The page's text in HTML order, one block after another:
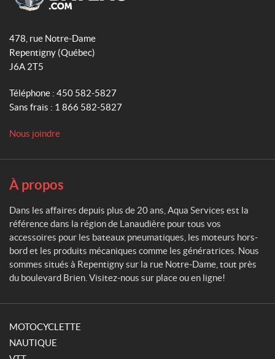
q
u
a
S
e
r
v
i
c
478, rue Notre-Dame
Repentigny (Québec)
J6A 2T5
Téléphone : 450 582-5827
Sans frais : 1 866 582-5827
Nous joindre
À propos
Dans les affaires depuis plus de 20 ans, Aqua Services est la
référence dans la région de Lanaudière pour tous vos
accessoires pour les bateaux pneumatiques, les moteurs hors-
bord et les produits mécaniques comme les génératrices. Nous
sommes situés à Repentigny sur la rue Notre-Dame, tout près
du boulevard Brien. Visitez-nous sur place ou en ligne!
MOTOCYCLETTE
NAUTIQUE